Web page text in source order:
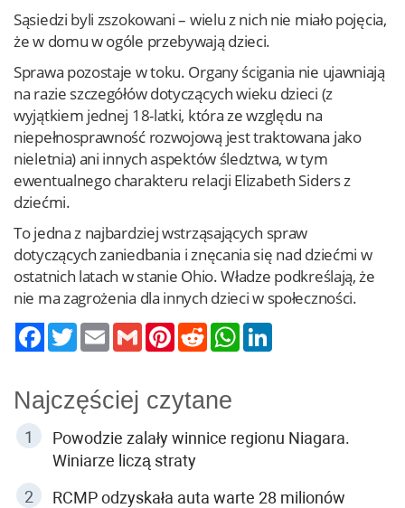
Sąsiedzi byli zszokowani – wielu z nich nie miało pojęcia,
że w domu w ogóle przebywają dzieci.
Sprawa pozostaje w toku. Organy ścigania nie ujawniają
na razie szczegółów dotyczących wieku dzieci (z
wyjątkiem jednej 18-latki, która ze względu na
niepełnosprawność rozwojową jest traktowana jako
nieletnia) ani innych aspektów śledztwa, w tym
ewentualnego charakteru relacji Elizabeth Siders z
dziećmi.
To jedna z najbardziej wstrząsających spraw
dotyczących zaniedbania i znęcania się nad dziećmi w
ostatnich latach w stanie Ohio. Władze podkreślają, że
nie ma zagrożenia dla innych dzieci w społeczności.
TwitterEmail Gmail PinterestReddit WhatsApp
Najczęściej czytane
Powodzie zalały winnice regionu Niagara.
Winiarze liczą straty
RCMP odzyskała auta warte 28 milionów